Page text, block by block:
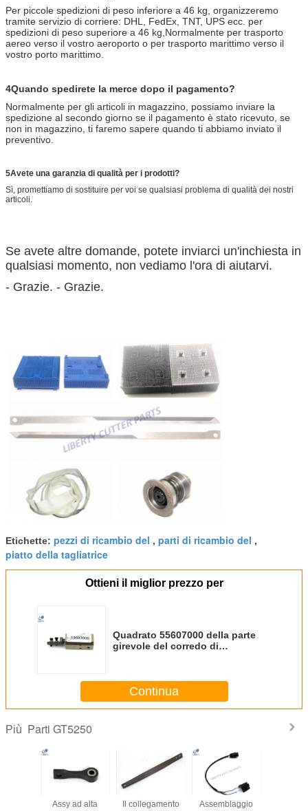
Per piccole spedizioni di peso inferiore a 46 kg, organizzeremo
tramite servizio di corriere: DHL, FedEx, TNT, UPS ecc. per
spedizioni di peso superiore a 46 kg,Normalmente per trasporto
aereo verso il vostro aeroporto o per trasporto marittimo verso il
vostro porto marittimo.
4Quando spedirete la merce dopo il pagamento?
Normalmente per gli articoli in magazzino, possiamo inviare la
spedizione al secondo giorno se il pagamento è stato ricevuto, se
non in magazzino, ti faremo sapere quando ti abbiamo inviato il
preventivo.
5Avete una garanzia di qualità per i prodotti?
Sì, promettiamo di sostituire per voi se qualsiasi problema di qualità dei nostri
articoli.
Se avete altre domande, potete inviarci un'inchiesta in
qualsiasi momento, non vediamo l'ora di aiutarvi.
- Grazie. - Grazie.
Etichette: pezzi di ricambio del , parti di ricambio del ,
piatto della tagliatrice
Ottieni il miglior prezzo per
Quadrato 55607000 della parte
girevole del corredo di
Continua
Più Parti GT5250
Assy ad alta
Il collegamento
Assemblaggio